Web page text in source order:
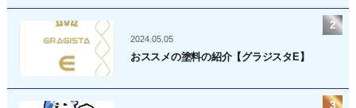
2024.05.05
おススメの塗料の紹介【グラジスタE】